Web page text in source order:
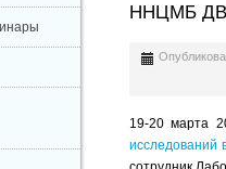
ННЦМБ ДВО
19-20 марта
исследований